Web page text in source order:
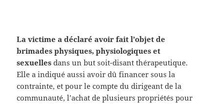
La victime a déclaré avoir fait l’objet de
brimades physiques, physiologiques et
sexuelles dans un but soit-disant thérapeutique.
Elle a indiqué aussi avoir dû financer sous la
contrainte, et pour le compte du dirigeant de la
communauté, l’achat de plusieurs propriétés pour